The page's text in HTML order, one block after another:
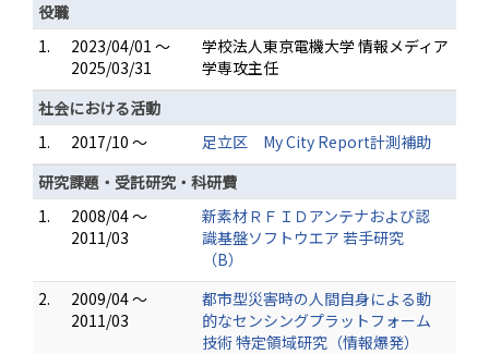
役職
1.
2023/04/01 ～
2025/03/31
学校法人東京電機大学 情報メディア
学専攻主任
社会における活動
1.
2017/10 ～
足立区 My City Report計測補助
研究課題・受託研究・科研費
1.
2008/04 ～
2011/03
新素材ＲＦＩＤアンテナおよび認
識基盤ソフトウエア 若手研究
（B）
2.
2009/04 ～
2011/03
都市型災害時の人間自身による動
的なセンシングプラットフォーム
技術 特定領域研究（情報爆発）